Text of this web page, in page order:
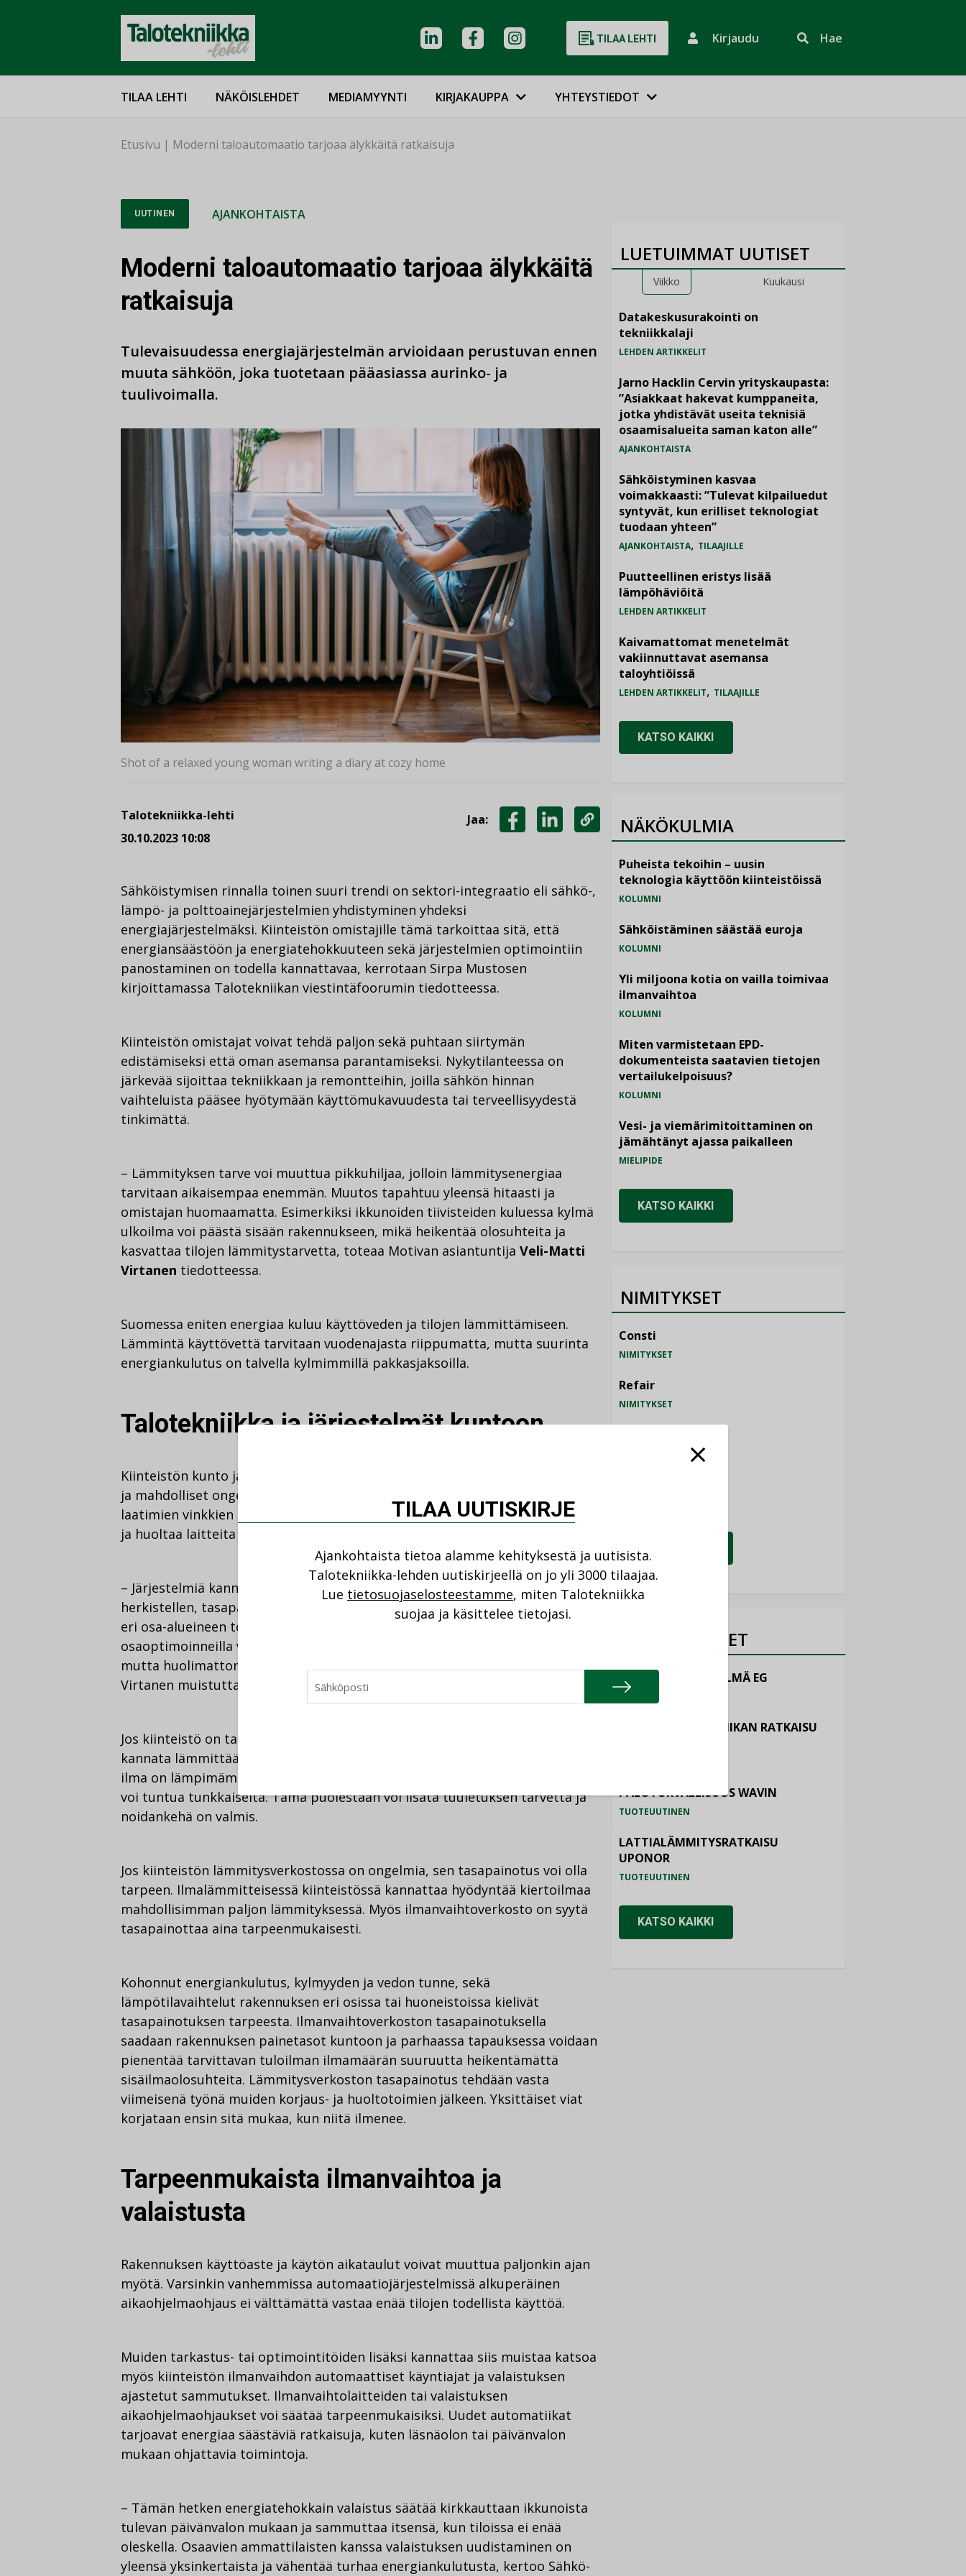
TILAA LEHTI Kirjaudu Hae
TILAA LEHTI NÄKÖISLEHDET MEDIAMYYNTI KIRJAKAUPPA YHTEYSTIEDOT
Etusivu | Moderni taloautomaatio tarjoaa älykkäitä ratkaisuja
UUTINEN AJANKOHTAISTA
Moderni taloautomaatio tarjoaa älykkäitä
ratkaisuja
Tulevaisuudessa energiajärjestelmän arvioidaan perustuvan ennen
muuta sähköön, joka tuotetaan pääasiassa aurinko- ja
tuulivoimalla.
Shot of a relaxed young woman writing a diary at cozy home
Talotekniikka-lehti
30.10.2023 10:08
Jaa:
LINKEDINISSÄ
KOPIOI
LINKKI
Sähköistymisen rinnalla toinen suuri trendi on sektori-integraatio eli sähkö-,
lämpö- ja polttoainejärjestelmien yhdistyminen yhdeksi
energiajärjestelmäksi. Kiinteistön omistajille tämä tarkoittaa sitä, että
energiansäästöön ja energiatehokkuuteen sekä järjestelmien optimointiin
panostaminen on todella kannattavaa, kerrotaan Sirpa Mustosen
kirjoittamassa Talotekniikan viestintäfoorumin tiedotteessa.
Kiinteistön omistajat voivat tehdä paljon sekä puhtaan siirtymän
edistämiseksi että oman asemansa parantamiseksi. Nykytilanteessa on
järkevää sijoittaa tekniikkaan ja remontteihin, joilla sähkön hinnan
vaihteluista pääsee hyötymään käyttömukavuudesta tai terveellisyydestä
tinkimättä.
– Lämmityksen tarve voi muuttua pikkuhiljaa, jolloin lämmitysenergiaa
tarvitaan aikaisempaa enemmän. Muutos tapahtuu yleensä hitaasti ja
omistajan huomaamatta. Esimerkiksi ikkunoiden tiivisteiden kuluessa kylmä
ulkoilma voi päästä sisään rakennukseen, mikä heikentää olosuhteita ja
kasvattaa tilojen lämmitystarvetta, toteaa Motivan asiantuntija Veli-Matti
Virtanen tiedotteessa.
Suomessa eniten energiaa kuluu käyttöveden ja tilojen lämmittämiseen.
Lämmintä käyttövettä tarvitaan vuodenajasta riippumatta, mutta suurinta
energiankulutus on talvella kylmimmillä pakkasjaksoilla.
Talotekniikka ja järjestelmät kuntoon
Kiinteistön kunto ja sen tekniset järjestelmät on tarkistettava säännöllisesti
ja mahdolliset ongelmat on korjattava. Talotekniikan viestintäfoorumin
laatimien vinkkien sekä vuosikellojen avulla kiinteistön omistaja voi tarkistaa
ja huoltaa laitteita järjestelmällisesti.
– Järjestelmiä kannattaa tarkastella aika-ajoin kokonaisuuden kannalta
herkistellen, tasapainottaen ja optimoiden, jotta kiinteistön talotekniikka
eri osa-alueineen toimii mahdollisimman tehokkaasti yhteen. Pienemmillä
osaoptimoinneilla voidaan parantaa joidenkin järjestelmien toimintaa,
mutta huolimattomasti tehtynä niillä voi olla myös negatiivisia vaikutuksia,
Virtanen muistuttaa tiedotteessa.
Jos kiinteistö on tarkoitettu lämmitettäväksi patteriverkostolla, tiloja ei
kannata lämmittää sisään puhallettavalla ilmalla. Jos sisään puhallettava
ilma on lämpimämpää kuin huoneilma, sisäilma ei vaihdu tilassa kunnolla ja
voi tuntua tunkkaiselta. Tämä puolestaan voi lisätä tuuletuksen tarvetta ja
noidankehä on valmis.
Jos kiinteistön lämmitysverkostossa on ongelmia, sen tasapainotus voi olla
tarpeen. Ilmalämmitteisessä kiinteistössä kannattaa hyödyntää kiertoilmaa
mahdollisimman paljon lämmityksessä. Myös ilmanvaihtoverkosto on syytä
tasapainottaa aina tarpeenmukaisesti.
Kohonnut energiankulutus, kylmyyden ja vedon tunne, sekä
lämpötilavaihtelut rakennuksen eri osissa tai huoneistoissa kielivät
tasapainotuksen tarpeesta. Ilmanvaihtoverkoston tasapainotuksella
saadaan rakennuksen painetasot kuntoon ja parhaassa tapauksessa voidaan
pienentää tarvittavan tuloilman ilmamäärän suuruutta heikentämättä
sisäilmaolosuhteita. Lämmitysverkoston tasapainotus tehdään vasta
viimeisenä työnä muiden korjaus- ja huoltotoimien jälkeen. Yksittäiset viat
korjataan ensin sitä mukaa, kun niitä ilmenee.
Tarpeenmukaista ilmanvaihtoa ja
valaistusta
Rakennuksen käyttöaste ja käytön aikataulut voivat muuttua paljonkin ajan
myötä. Varsinkin vanhemmissa automaatiojärjestelmissä alkuperäinen
aikaohjelmaohjaus ei välttämättä vastaa enää tilojen todellista käyttöä.
Muiden tarkastus- tai optimointitöiden lisäksi kannattaa siis muistaa katsoa
myös kiinteistön ilmanvaihdon automaattiset käyntiajat ja valaistuksen
ajastetut sammutukset. Ilmanvaihtolaitteiden tai valaistuksen
aikaohjelmaohjaukset voi säätää tarpeenmukaisiksi. Uudet automatiikat
tarjoavat energiaa säästäviä ratkaisuja, kuten läsnäolon tai päivänvalon
mukaan ohjattavia toimintoja.
– Tämän hetken energiatehokkain valaistus säätää kirkkauttaan ikkunoista
tulevan päivänvalon mukaan ja sammuttaa itsensä, kun tiloissa ei enää
oleskella. Osaavien ammattilaisten kanssa valaistuksen uudistaminen on
yleensä yksinkertaista ja vähentää turhaa energiankulutusta, kertoo Sähkö-
LUETUIMMAT UUTISET
Viikko Kuukausi
Datakeskusurakointi on
tekniikkalaji
LEHDEN ARTIKKELIT
Jarno Hacklin Cervin yrityskaupasta:
”Asiakkaat hakevat kumppaneita,
jotka yhdistävät useita teknisiä
osaamisalueita saman katon alle”
AJANKOHTAISTA
Sähköistyminen kasvaa
voimakkaasti: ”Tulevat kilpailuedut
syntyvät, kun erilliset teknologiat
tuodaan yhteen”
AJANKOHTAISTA, TILAAJILLE
Puutteellinen eristys lisää
lämpöhäviöitä
LEHDEN ARTIKKELIT
Kaivamattomat menetelmät
vakiinnuttavat asemansa
taloyhtiöissä
LEHDEN ARTIKKELIT, TILAAJILLE
KATSO KAIKKI
NÄKÖKULMIA
Puheista tekoihin – uusin
teknologia käyttöön kiinteistöissä
KOLUMNI
Sähköistäminen säästää euroja
KOLUMNI
Yli miljoona kotia on vailla toimivaa
ilmanvaihtoa
KOLUMNI
Miten varmistetaan EPD-
dokumenteista saatavien tietojen
vertailukelpoisuus?
KOLUMNI
Vesi- ja viemärimitoittaminen on
jämähtänyt ajassa paikalleen
MIELIPIDE
KATSO KAIKKI
NIMITYKSET
Consti
NIMITYKSET
Refair
NIMITYKSET
KATSO KAIKKI
TUOTEUUTISET
HALLINTAJÄRJESTELMÄ EG
TUOTEUUTINEN
ILMASTOINTITEKNIIKAN RATKAISU
PALOTURVALLISUUS WAVIN
TUOTEUUTINEN
LATTIALÄMMITYSRATKAISU
UPONOR
TUOTEUUTINEN
KATSO KAIKKI
TILAA UUTISKIRJE
Ajankohtaista tietoa alamme kehityksestä ja uutisista.
Talotekniikka-lehden uutiskirjeellä on jo yli 3000 tilaajaa.
Lue tietosuojaselosteestamme, miten Talotekniikka
suojaa ja käsittelee tietojasi.